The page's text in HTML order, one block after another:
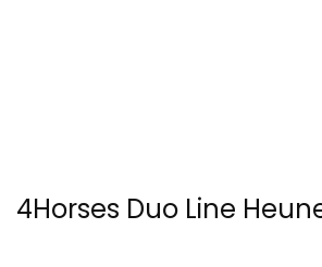
4Horses Duo Line